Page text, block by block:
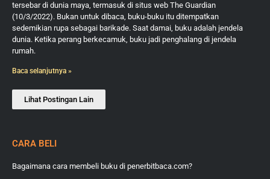
tersebar di dunia maya, termasuk di situs web The Guardian
(10/3/2022). Bukan untuk dibaca, buku-buku itu ditempatkan
sedemikian rupa sebagai barikade. Saat damai, buku adalah jendela
dunia. Ketika perang berkecamuk, buku jadi penghalang di jendela
rumah.
Baca selanjutnya »
Lihat Postingan Lain
CARA BELI
Bagaimana cara membeli buku di penerbitbaca.com?